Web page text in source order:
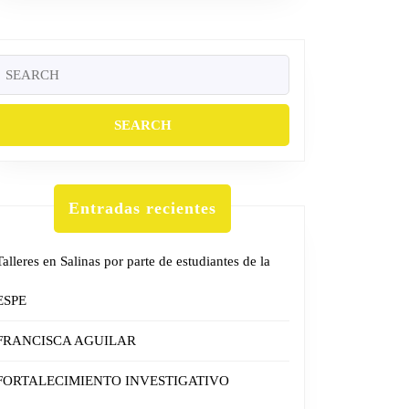
Entradas recientes
en Salinas por parte de estudiantes de la
AGUILAR
INVESTIGATIVO